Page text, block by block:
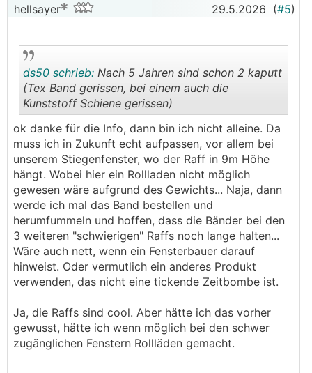
hellsayer 29.5.2026 (#5)
..
ds50 schrieb: Nach 5 Jahren sind schon 2 kaputt
(Tex Band gerissen, bei einem auch die
Kunststoff Schiene gerissen)
ok danke für die Info, dann bin ich nicht alleine. Da
muss ich in Zukunft echt aufpassen, vor allem bei
unserem Stiegenfenster, wo der Raff in 9m Höhe
hängt. Wobei hier ein Rollladen nicht möglich
gewesen wäre aufgrund des Gewichts... Naja, dann
werde ich mal das Band bestellen und
herumfummeln und hoffen, dass die Bänder bei den
3 weiteren "schwierigen" Raffs noch lange halten...
Wäre auch nett, wenn ein Fensterbauer darauf
hinweist. Oder vermutlich ein anderes Produkt
verwenden, das nicht eine tickende Zeitbombe ist.
Ja, die Raffs sind cool. Aber hätte ich das vorher
gewusst, hätte ich wenn möglich bei den schwer
zugänglichen Fenstern Rollläden gemacht.